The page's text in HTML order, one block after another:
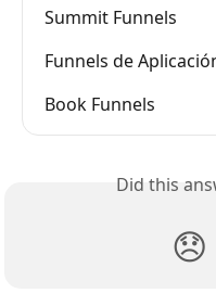
Summit Funnels
Funnels de
Book Funnels
Did this
😞